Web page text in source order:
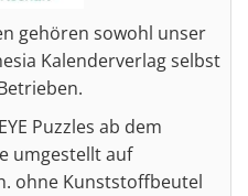
gehören sowohl unser
Kalenderverlag selbst
Puzzles ab dem
umgestellt auf
ohne Kunststoffbeutel